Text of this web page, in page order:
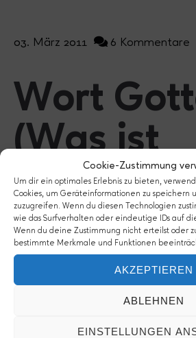
Cookie-Zustimmung
Um dir ein optimales Erlebnis zu bieten,
Cookies, um Geräteinformationen zu speichern
zuzugreifen. Wenn du diesen Technologien
wie das Surfverhalten oder eindeutige IDs auf
Wenn du deine Zustimmung nicht erteilst oder
bestimmte Merkmale und Funktionen
AKZEPTIEREN
ABLEHNEN
EINSTELLUNGEN
03. März 2011 6 Kommentare
Wort
(Was ist